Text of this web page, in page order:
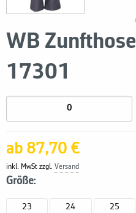
WB
17301
ab 87,70 €
inkl. MwSt zzgl. Versand
Größe:
23 24 25